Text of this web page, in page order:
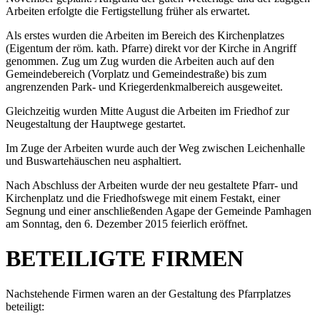
Arbeiten erfolgte die Fertigstellung früher als erwartet.
Als erstes wurden die Arbeiten im Bereich des Kirchenplatzes
(Eigentum der röm. kath. Pfarre) direkt vor der Kirche in Angriff
genommen. Zug um Zug wurden die Arbeiten auch auf den
Gemeindebereich (Vorplatz und Gemeindestraße) bis zum
angrenzenden Park- und Kriegerdenkmalbereich ausgeweitet.
Gleichzeitig wurden Mitte August die Arbeiten im Friedhof zur
Neugestaltung der Hauptwege gestartet.
Im Zuge der Arbeiten wurde auch der Weg zwischen Leichenhalle
und Buswartehäuschen neu asphaltiert.
Nach Abschluss der Arbeiten wurde der neu gestaltete Pfarr- und
Kirchenplatz und die Friedhofswege mit einem Festakt, einer
Segnung und einer anschließenden Agape der Gemeinde Pamhagen
am Sonntag, den 6. Dezember 2015 feierlich eröffnet.
BETEILIGTE FIRMEN
Nachstehende Firmen waren an der Gestaltung des Pfarrplatzes
beteiligt: